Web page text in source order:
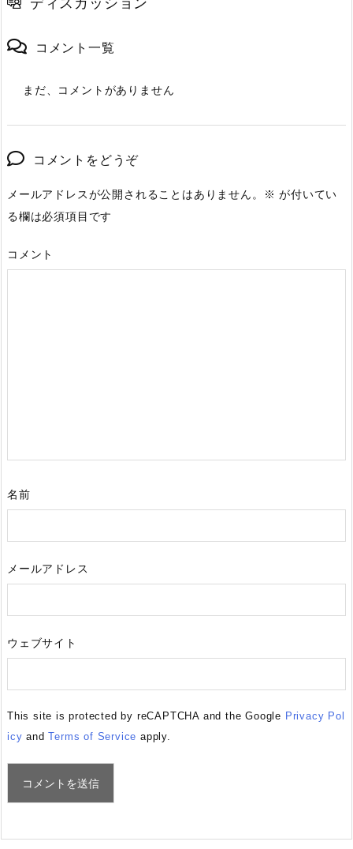
ディスカッション
コメント一覧
まだ、コメントがありません
コメントをどうぞ
メールアドレスが公開されることはありません。 ※ が付いてい
る欄は必須項目です
コメント
名前
メールアドレス
ウェブサイト
This site is protected by reCAPTCHA and the Google Privacy Pol
icy andTerms of Service apply.